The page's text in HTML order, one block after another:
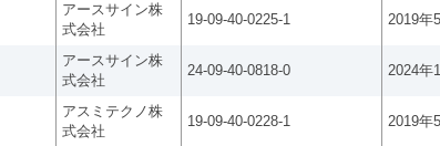
アースサイン株
式会社
19-09-40-0225-1 2019年
アースサイン株
式会社
24-09-40-0818-0 2024年
アスミテクノ株
式会社
19-09-40-0228-1 2019年